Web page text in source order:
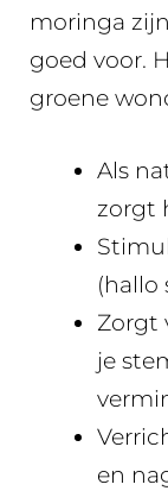
moringa
goed voor.
groene
Als
zorgt
(hallo
Zorgt
je
en